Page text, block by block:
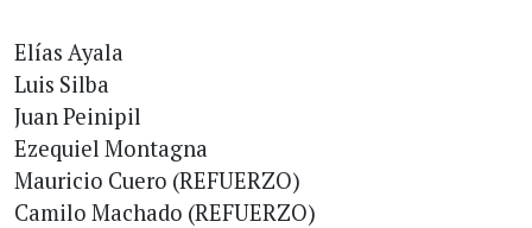
Elías Ayala
Luis Silba
Juan Peinipil
Ezequiel Montagna
Mauricio Cuero (REFUERZO)
Camilo Machado (REFUERZO)